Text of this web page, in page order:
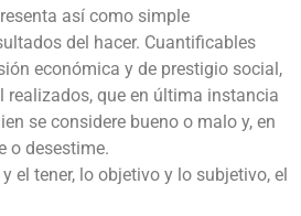
así como simple
del hacer. Cuantificables
económica y de prestigio social,
realizados, que en última instancia
se considere bueno o malo y, en
o desestime.
el tener, lo objetivo y lo subjetivo, el